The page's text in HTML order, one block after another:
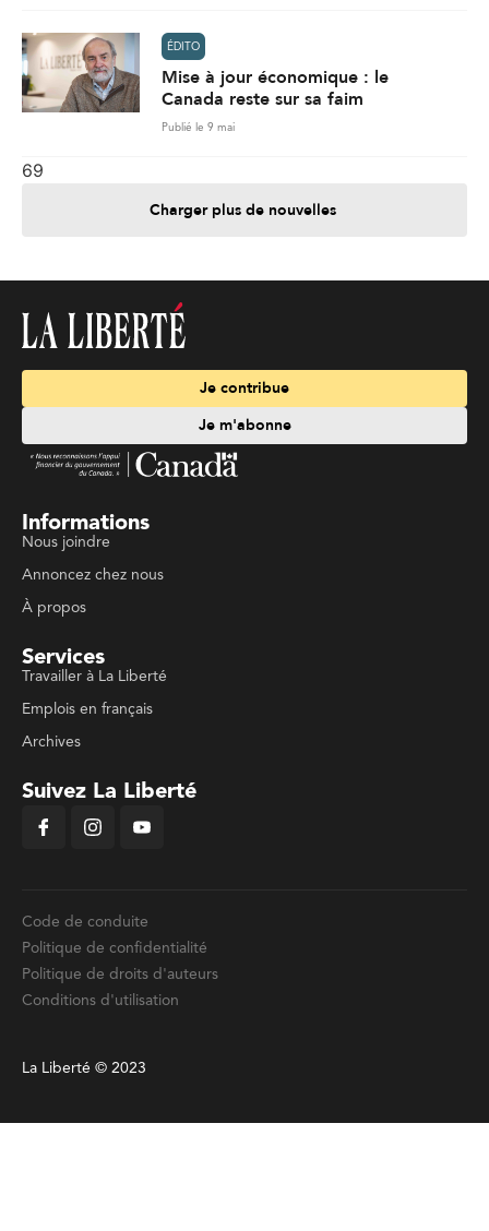
ÉDITO
Mise à jour économique : le
Canada reste sur sa faim
Publié le 9 mai
69
Charger plus de nouvelles
Je contribue
Je m'abonne
Informations
Nous joindre
Annoncez chez nous
À propos
Services
Travailler à La Liberté
Emplois en français
Archives
Suivez La Liberté
Code de conduite
Politique de confidentialité
Politique de droits d'auteurs
Conditions d'utilisation
La Liberté © 2023